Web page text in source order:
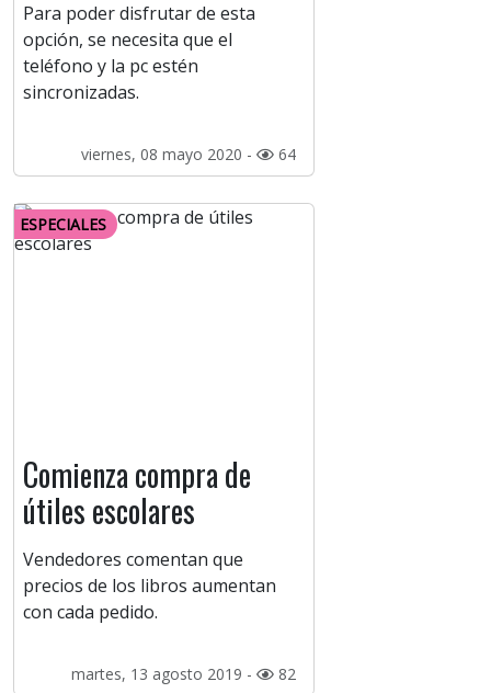
Para poder disfrutar de esta
opción, se necesita que el
teléfono y la pc estén
sincronizadas.
viernes, 08 mayo 2020 - 64
ESPECIALES
Comienza compra de
útiles escolares
Vendedores comentan que
precios de los libros aumentan
con cada pedido.
martes, 13 agosto 2019 - 82